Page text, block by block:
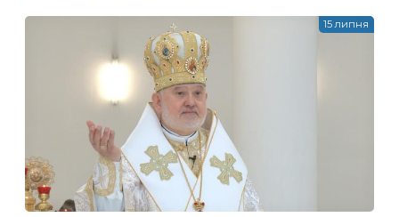
15 липня